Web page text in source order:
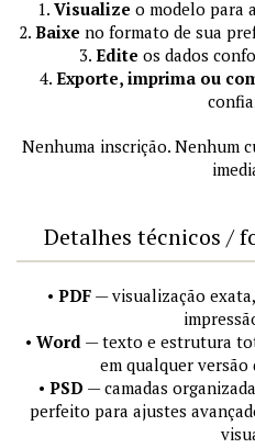
1. Visualize o modelo para
2. Baixe no formato de sua
3. Edite os dados
4. Exporte, imprima ou
Nenhuma inscrição. Nenhum
Detalhes técnicos /
• PDF— visualização
• Word— texto e estrutura
em qualquer
• PSD — camadas
perfeito para ajustes